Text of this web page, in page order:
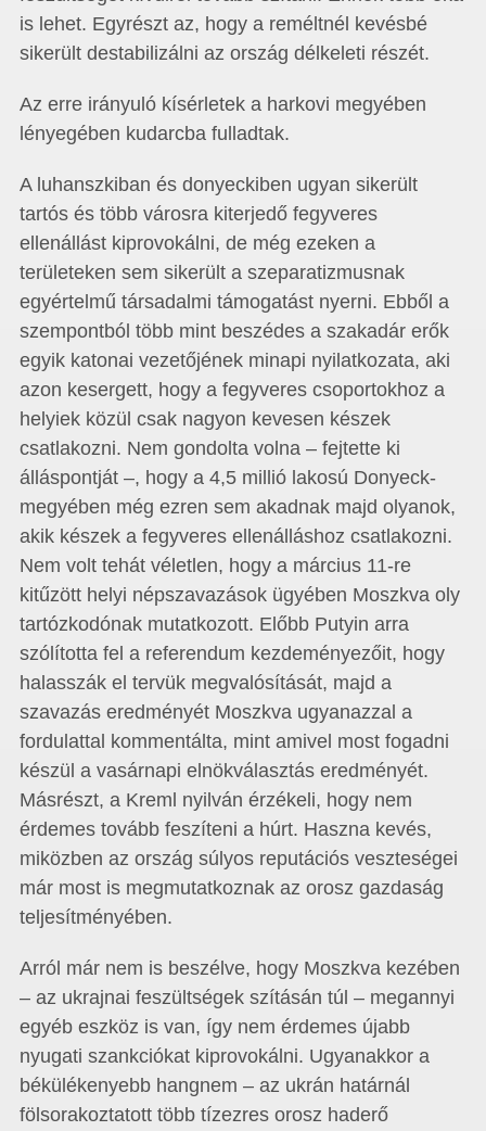
is lehet. Egyrészt az, hogy a reméltnél kevésbé
sikerült destabilizálni az ország délkeleti részét.
Az erre irányuló kísérletek a harkovi megyében
lényegében kudarcba fulladtak.
A luhanszkiban és donyeckiben ugyan sikerült
tartós és több városra kiterjedő fegyveres
ellenállást kiprovokálni, de még ezeken a
területeken sem sikerült a szeparatizmusnak
egyértelmű társadalmi támogatást nyerni. Ebből a
szempontból több mint beszédes a szakadár erők
egyik katonai vezetőjének minapi nyilatkozata, aki
azon kesergett, hogy a fegyveres csoportokhoz a
helyiek közül csak nagyon kevesen készek
csatlakozni. Nem gondolta volna – fejtette ki
álláspontját –, hogy a 4,5 millió lakosú Donyeck-
megyében még ezren sem akadnak majd olyanok,
akik készek a fegyveres ellenálláshoz csatlakozni.
Nem volt tehát véletlen, hogy a március 11-re
kitűzött helyi népszavazások ügyében Moszkva oly
tartózkodónak mutatkozott. Előbb Putyin arra
szólította fel a referendum kezdeményezőit, hogy
halasszák el tervük megvalósítását, majd a
szavazás eredményét Moszkva ugyanazzal a
fordulattal kommentálta, mint amivel most fogadni
készül a vasárnapi elnökválasztás eredményét.
Másrészt, a Kreml nyilván érzékeli, hogy nem
érdemes tovább feszíteni a húrt. Haszna kevés,
miközben az ország súlyos reputációs veszteségei
már most is megmutatkoznak az orosz gazdaság
teljesítményében.
Arról már nem is beszélve, hogy Moszkva kezében
– az ukrajnai feszültségek szításán túl – megannyi
egyéb eszköz is van, így nem érdemes újabb
nyugati szankciókat kiprovokálni. Ugyanakkor a
békülékenyebb hangnem – az ukrán határnál
fölsorakoztatott több tízezres orosz haderő